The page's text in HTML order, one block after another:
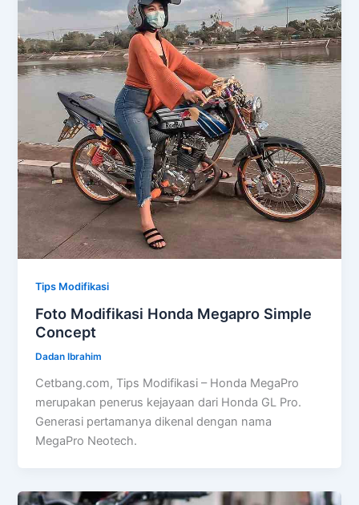
Tips Modifikasi
Foto Modifikasi Honda Megapro Simple
Concept
Dadan Ibrahim
Cetbang.com, Tips Modifikasi – Honda MegaPro
merupakan penerus kejayaan dari Honda GL Pro.
Generasi pertamanya dikenal dengan nama
MegaPro Neotech.